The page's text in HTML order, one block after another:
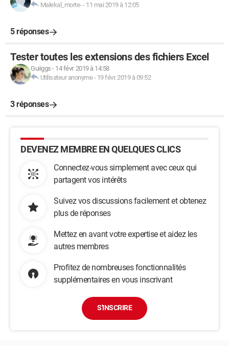
Malekal_morte-- 11 mai 2019 à 12:05
5 réponses
Tester toutes les extensions des fichiers Excel
Guiiggs - 14 févr. 2019 à 14:58
Utilisateur anonyme- 19 févr. 2019 à 09:52
3 réponses
DEVENEZ MEMBRE EN QUELQUES CLICS
Connectez-vous simplement avec ceux qui
partagent vos intérêts
Suivez vos discussions facilement et obtenez
plus de réponses
Mettez en avant votre expertise et aidez les
autres membres
Profitez de nombreuses fonctionnalités
supplémentaires en vous inscrivant
S'INSCRIRE